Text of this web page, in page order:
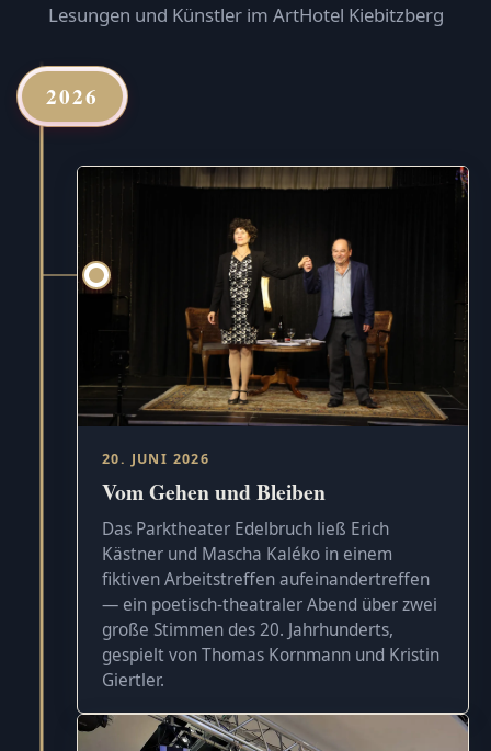
Lesungen und Künstler im ArtHotel Kiebitzberg
2026
20. JUNI 2026
Vom Gehen und Bleiben
Das Parktheater Edelbruch ließ Erich
Kästner und Mascha Kaléko in einem
fiktiven Arbeitstreffen aufeinandertreffen
— ein poetisch-theatraler Abend über zwei
große Stimmen des 20. Jahrhunderts,
gespielt von Thomas Kornmann und Kristin
Giertler.